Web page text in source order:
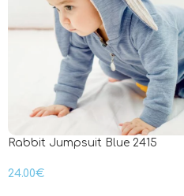
Rabbit Jumpsuit Blue 2415
24.00€